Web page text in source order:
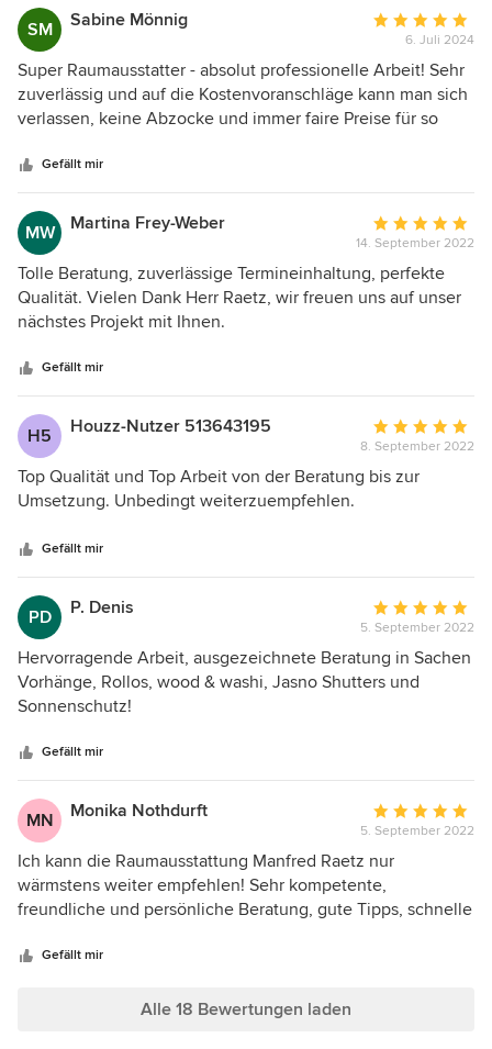
SM Sabine Mönnig
Bewertung:
5
von
5
6. Juli 2024
Super Raumausstatter - absolut professionelle Arbeit! Sehr
zuverlässig und auf die Kostenvoranschläge kann man sich
verlassen, keine Abzocke und immer faire Preise für so
Gefällt mir
MW Martina Frey-Weber
Bewertung:
5
von
14. September 2022
Tolle Beratung, zuverlässige Termineinhaltung, perfekte
Qualität. Vielen Dank Herr Raetz, wir freuen uns auf unser
nächstes Projekt mit Ihnen.
Gefällt mir
H5 Houzz-Nutzer 513643195
Bewertung:
5
8. September 2022
Top Qualität und Top Arbeit von der Beratung bis zur
Umsetzung. Unbedingt weiterzuempfehlen.
Gefällt mir
PD P. Denis
Bewertung:
5
von
5. September 2022
Hervorragende Arbeit, ausgezeichnete Beratung in Sachen
Vorhänge, Rollos, wood & washi, Jasno Shutters und
Sonnenschutz!
Gefällt mir
MN Monika Nothdurft
Bewertung:
5
von
5
5. September 2022
Ich kann die Raumausstattung Manfred Raetz nur
wärmstens weiter empfehlen! Sehr kompetente,
freundliche und persönliche Beratung, gute Tipps, schnelle
zufrieden mit der neuen Fenster-Deko!
Gefällt mir
Alle 18 Bewertungen laden